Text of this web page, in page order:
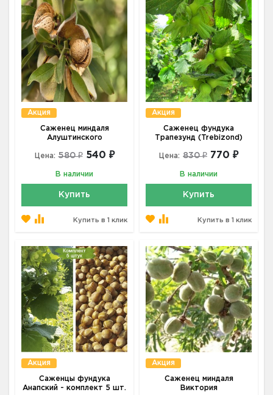
Акция
Саженец миндаля
Алуштинского
Цена: 580 ₽ 540 ₽
В наличии
Купить
Купить в 1 клик
Акция
Саженец фундука
Трапезунд (Trebizond)
Цена: 830 ₽ 770 ₽
В наличии
Купить
Купить в 1 клик
Акция
Саженцы фундука
Анапский - комплект 5 шт.
Акция
Саженец миндаля
Виктория